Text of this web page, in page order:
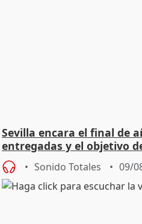
Sevilla encara el final de
entregadas y el objetivo
Sonido Totales 09/